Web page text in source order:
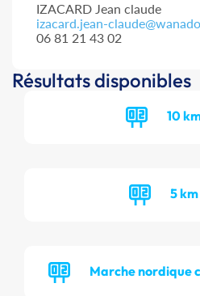
IZACARD Jean claude
izacard.jean-
06 81 21 43 02
Résultats disponibles
10
5
Marche nordique